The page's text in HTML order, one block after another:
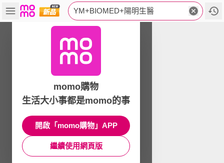
YM+BIOMED+陽明生醫
momo購物
生活大小事都是momo的事
開啟「momo購物」APP
繼續使用網頁版